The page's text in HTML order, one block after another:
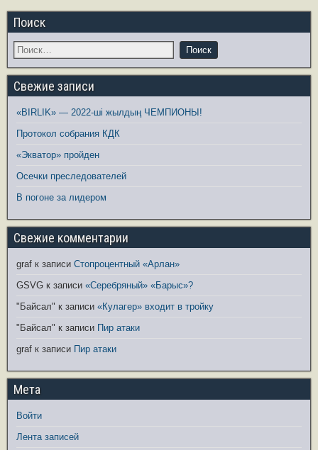
Поиск
Свежие записи
«BIRLIK» — 2022-ші жылдың ЧЕМПИОНЫ!
Протокол собрания КДК
«Экватор» пройден
Осечки преследователей
В погоне за лидером
Свежие комментарии
graf к записи Стопроцентный «Арлан»
GSVG к записи «Серебряный» «Барыс»?
"Байсал" к записи «Кулагер» входит в тройку
"Байсал" к записи Пир атаки
graf к записи Пир атаки
Мета
Войти
Лента записей